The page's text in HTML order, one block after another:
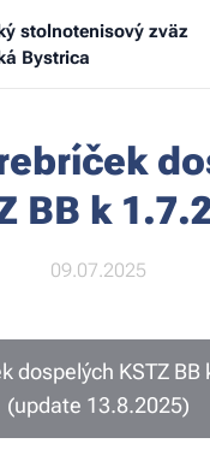
stolnotenisový zväz
Bystrica
BB k
09.07.2025
dospelých KSTZ BB
(update 13.8.2025)